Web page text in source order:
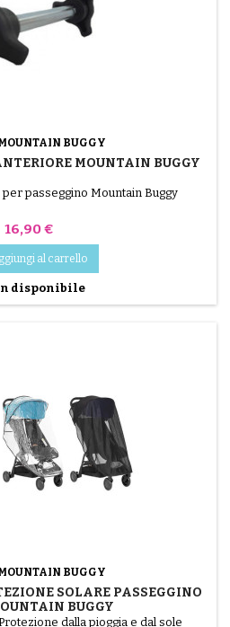
BUGGY
MOUNTAIN BUGGY
passeggino Mountain Buggy
Prezzo
16,90 €
al carrello
disponibile
BUGGY
SOLARE PASSEGGINO
BUGGY
dalla pioggia e dal sole